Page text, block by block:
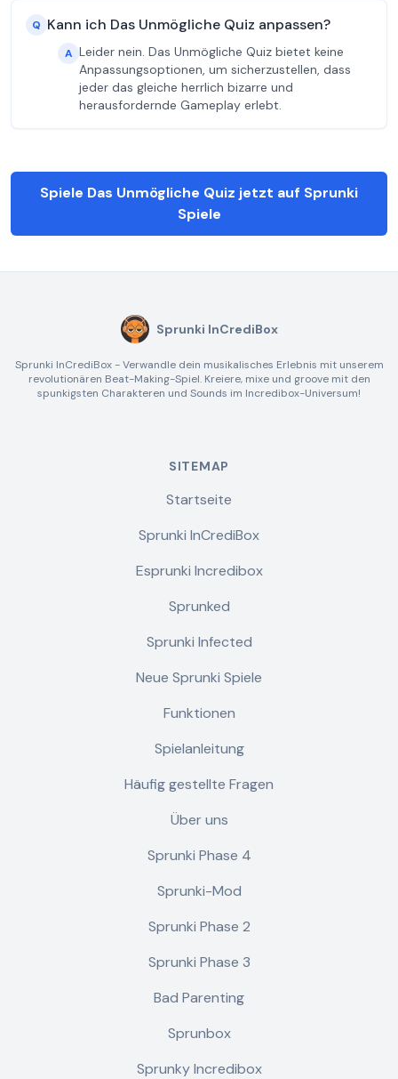
Q Kann ich Das Unmögliche Quiz anpassen?
A Leider nein. Das Unmögliche Quiz bietet keine
Anpassungsoptionen, um sicherzustellen, dass
jeder das gleiche herrlich bizarre und
herausfordernde Gameplay erlebt.
Spiele Das Unmögliche Quiz jetzt auf Sprunki
Spiele
Sprunki InCrediBox
Sprunki InCrediBox - Verwandle dein musikalisches Erlebnis mit unserem
revolutionären Beat-Making-Spiel. Kreiere, mixe und groove mit den
spunkigsten Charakteren und Sounds im Incredibox-Universum!
SITEMAP
Startseite
Sprunki InCrediBox
Esprunki Incredibox
Sprunked
Sprunki Infected
Neue Sprunki Spiele
Funktionen
Spielanleitung
Häufig gestellte Fragen
Über uns
Sprunki Phase 4
Sprunki-Mod
Sprunki Phase 2
Sprunki Phase 3
Bad Parenting
Sprunbox
Sprunky Incredibox